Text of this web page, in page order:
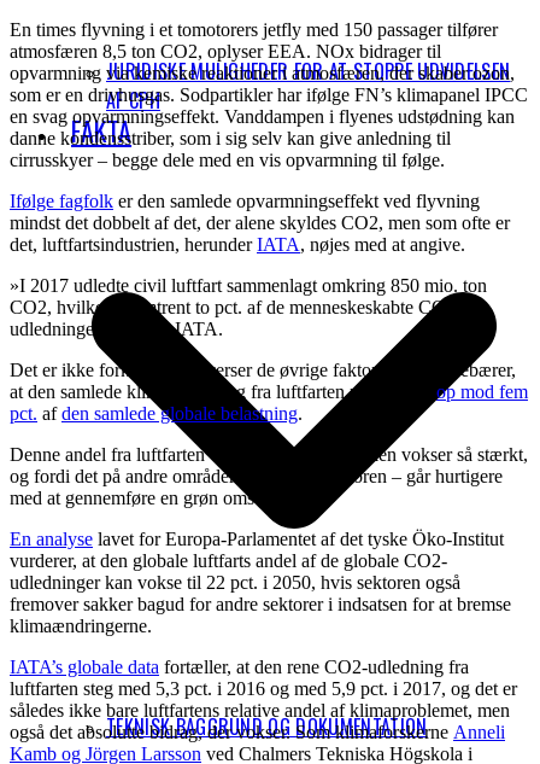
JURIDISKE MULIGHEDER FOR AT STOPPE UDVIDELSEN
AF CPH
FAKTA
TEKNISK BAGGRUND OG DOKUMENTATION
En times flyvning i et tomotorers jetfly med 150 passager tilfører
atmosfæren 8,5 ton CO2, oplyser EEA. NOx bidrager til
opvarmning via kemiske reaktioner i atmosfæren, der skaber ozon,
som er en drivhusgas. Sodpartikler har ifølge FN’s klimapanel IPCC
en svag opvarmningseffekt. Vanddampen i flyenes udstødning kan
danne kondensstriber, som i sig selv kan give anledning til
cirrusskyer – begge dele med en vis opvarmning til følge.
Ifølge fagfolk er den samlede opvarmningseffekt ved flyvning
mindst det dobbelt af det, der alene skyldes CO2, men som ofte er
det, luftfartsindustrien, herunderIATA, nøjes med at angive.
»I 2017 udledte civil luftfart sammenlagt omkring 850 mio. ton
CO2, hvilket er omtrent to pct. af de menneskeskabte CO2-
udledninger,« skriver IATA.
Det er ikke forkert, men overser de øvrige faktorer, som indebærer,
at den samlede klimabelastning fra luftfarten reelt udgør op mod fem
pct. afden samlede globale belastning.
Denne andel fra luftfarten vil vokse, fordi trafikken vokser så stærkt,
og fordi det på andre områder – f.eks. i elsektoren – går hurtigere
med at gennemføre en grøn omstilling.
En analyse lavet for Europa-Parlamentet af det tyske Öko-Institut
vurderer, at den globale luftfarts andel af de globale CO2-
udledninger kan vokse til 22 pct. i 2050, hvis sektoren også
fremover sakker bagud for andre sektorer i indsatsen for at bremse
klimaændringerne.
IATA’s globale data fortæller, at den rene CO2-udledning fra
luftfarten steg med 5,3 pct. i 2016 og med 5,9 pct. i 2017, og det er
således ikke bare luftfartens relative andel af klimaproblemet, men
også det absolutte bidrag, der vokser. Som klimaforskerne Anneli
Kamb og Jörgen Larsson ved Chalmers Tekniska Högskola i